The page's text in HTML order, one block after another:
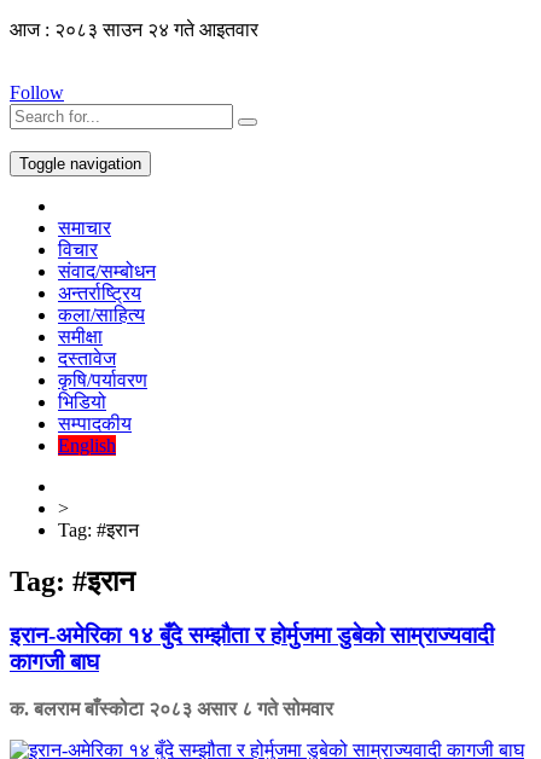
आज : २०८३ साउन २४ गते आइतवार
Follow
Toggle navigation
समाचार
विचार
संवाद/सम्बोधन
अन्तर्राष्ट्रिय
कला/साहित्य
समीक्षा
दस्तावेज
कृषि/पर्यावरण
भिडियो
सम्पादकीय
English
>
Tag: #इरान
Tag: #इरान
इरान-अमेरिका १४ बुँदे सम्झौता र होर्मुजमा डुबेको साम्राज्यवादी
कागजी बाघ
क. बलराम बाँस्कोटा २०८३ असार ८ गते सोमवार